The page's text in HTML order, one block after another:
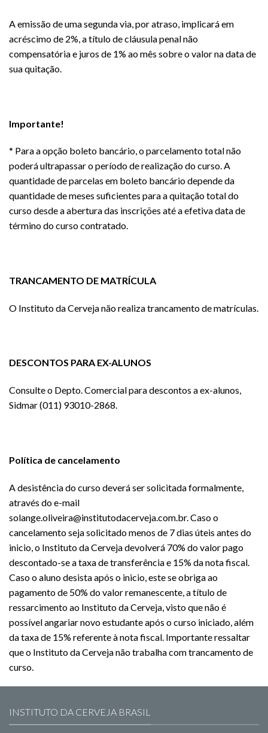
A emissão de uma segunda via, por atraso, implicará em
acréscimo de 2%, a título de cláusula penal não
compensatória e juros de 1% ao mês sobre o valor na data de
sua quitação.
Importante!
* Para a opção boleto bancário, o parcelamento total não
poderá ultrapassar o período de realização do curso. A
quantidade de parcelas em boleto bancário depende da
quantidade de meses suficientes para a quitação total do
curso desde a abertura das inscrições até a efetiva data de
término do curso contratado.
TRANCAMENTO DE MATRÍCULA
O Instituto da Cerveja não realiza trancamento de matrículas.
DESCONTOS PARA EX-ALUNOS
Consulte o Depto. Comercial para descontos a ex-alunos,
Sidmar (011) 93010-2868.
Política de cancelamento
A desistência do curso deverá ser solicitada formalmente,
através do e-mail
solange.oliveira@institutodacerveja.com.br. Caso o
cancelamento seja solicitado menos de 7 dias úteis antes do
inicio, o Instituto da Cerveja devolverá 70% do valor pago
descontado-se a taxa de transferência e 15% da nota fiscal.
Caso o aluno desista após o inicio, este se obriga ao
pagamento de 50% do valor remanescente, a título de
ressarcimento ao Instituto da Cerveja, visto que não é
possível angariar novo estudante após o curso iniciado, além
da taxa de 15% referente à nota fiscal. Importante ressaltar
que o Instituto da Cerveja não trabalha com trancamento de
curso.
INSTITUTO DA CERVEJA BRASIL